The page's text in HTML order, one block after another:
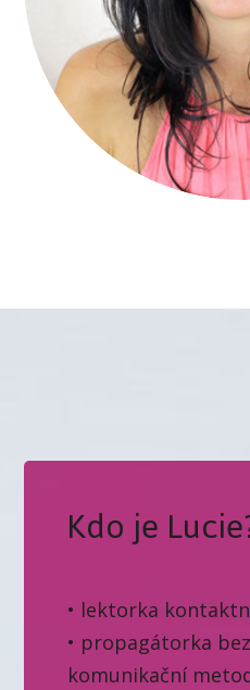
Kdo je
• lektorka
• propagátorka
komunikační